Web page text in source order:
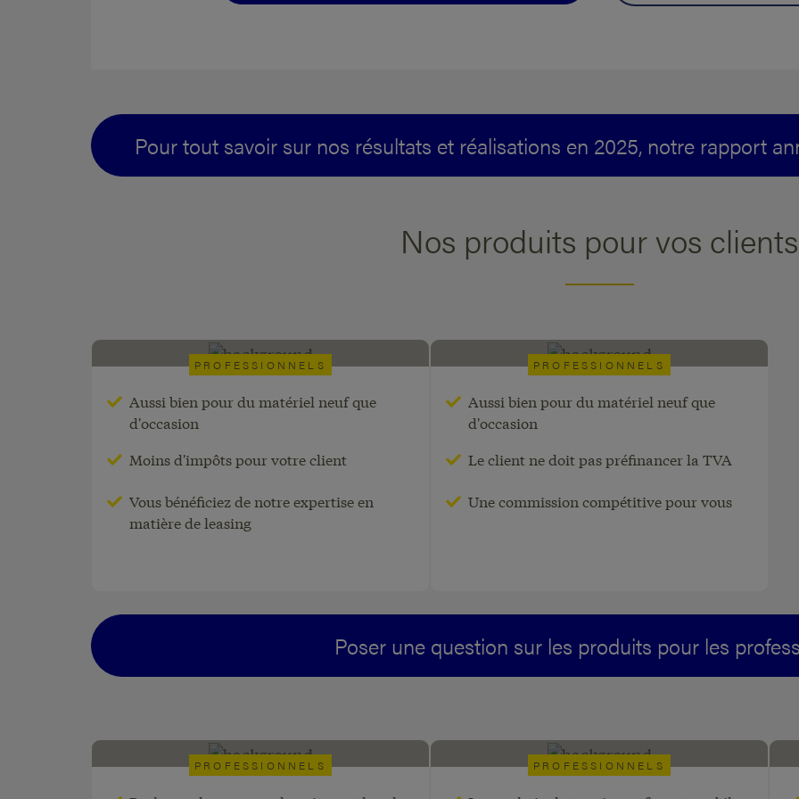
Pour tout savoir sur nos résultats et réalisations en 2025, notre rapport
Nos produits pour vos clients
PROFESSIONNELS
Leasing financier
Pour presque tous les biens
mobiliers destinés à des fins
professionnelles.
Aussi bien pour du matériel neuf que
d'occasion
Moins d'impôts pour votre client
Vous bénéficiez de notre expertise en
matière de leasing
PROFESSIONNELS
Renting
Tant pour du matériel roulant avec
plaque d'immatriculation que pour
du matériel d'entreprise.
Aussi bien pour du matériel neuf que
d'occasion
Le client ne doit pas préfinancer la TVA
Une commission compétitive pour vous
Poser une question sur les produits pour les
PROFESSIONNELS PROFESSIONNELS